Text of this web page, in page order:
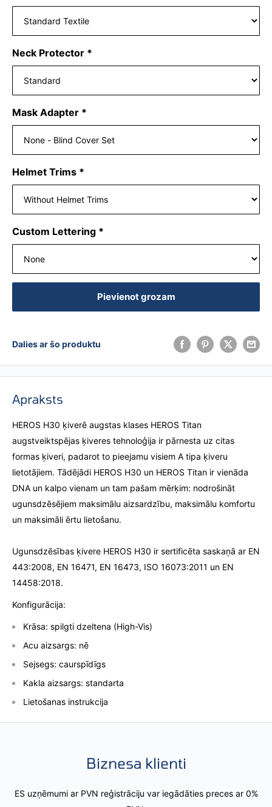
Neck Protector *
Mask Adapter *
Helmet Trims *
Custom Lettering *
Pievienot grozam
Dalies ar šo produktu
Apraksts
HEROS H30 ķiverē augstas klases HEROS Titan
augstveiktspējas ķiveres tehnoloģija ir pārnesta uz citas
formas ķiveri, padarot to pieejamu visiem A tipa ķiveru
lietotājiem. Tādējādi HEROS H30 un HEROS Titan ir vienāda
DNA un kalpo vienam un tam pašam mērķim: nodrošināt
ugunsdzēsējiem maksimālu aizsardzību, maksimālu komfortu
un maksimāli ērtu lietošanu.
Ugunsdzēsības ķivere HEROS H30 ir sertificēta saskaņā ar EN
443:2008, EN 16471, EN 16473, ISO 16073:2011 un EN
14458:2018.
Konfigurācija:
Krāsa: spilgti dzeltena (High-Vis)
Acu aizsargs: nē
Sejsegs: caurspīdīgs
Kakla aizsargs: standarta
Lietošanas instrukcija
Biznesa klienti
ES uzņēmumi ar PVN reģistrāciju var iegādāties preces ar 0%